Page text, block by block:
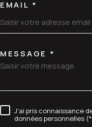
EMAIL *
MESSAGE *
J'ai pris connaissance
données personnelles